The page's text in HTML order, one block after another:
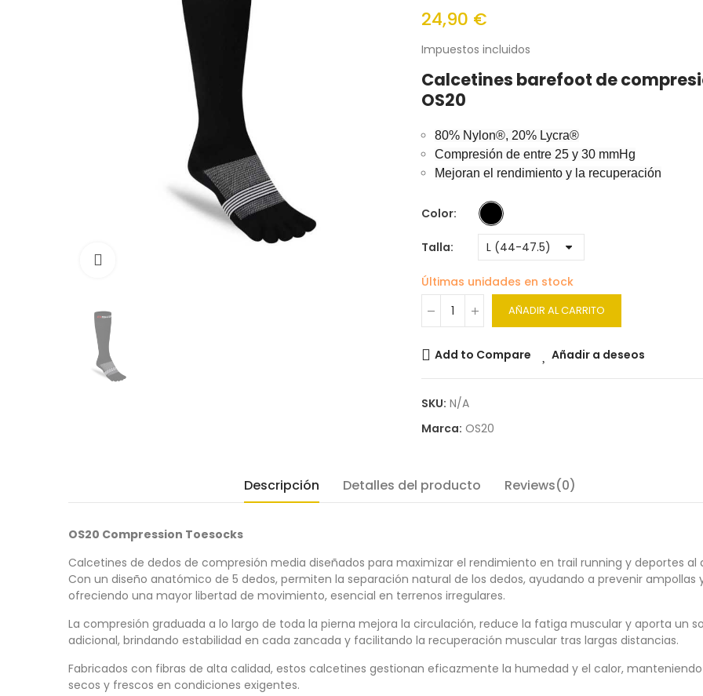
24,90 €
Impuestos incluidos
Calcetines barefoot de
OS20
80% Nylon®, 20% Lycra®
Compresión de entre 25 y 30 mmHg
Mejoran el rendimiento y la recuperación
Color
Talla
Últimas unidades en stock
AÑADIR AL CARRITO
Add to Compare Añadir a deseos
SKU: N/A
Marca: OS20
Descripción Detalles del producto Reviews(0)
OS20 Compression Toesocks
Calcetines de dedos de compresión media diseñados para maximizar el rendimiento en trail running y deportes al
Con un diseño anatómico de 5 dedos, permiten la separación natural de los dedos, ayudando a prevenir ampollas
ofreciendo una mayor libertad de movimiento, esencial en terrenos irregulares.
La compresión graduada a lo largo de toda la pierna mejora la circulación, reduce la fatiga muscular y aporta un
adicional, brindando estabilidad en cada zancada y facilitando la recuperación muscular tras largas distancias.
Fabricados con fibras de alta calidad, estos calcetines gestionan eficazmente la humedad y el calor, manteniendo
secos y frescos en condiciones exigentes.